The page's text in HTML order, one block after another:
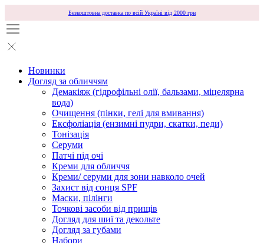
Безкоштовна доставка по всій Україні від 2000 грн
Новинки
Догляд за обличчям
Демакіяж (гідрофільні олії, бальзами, міцелярна
вода)
Очищення (пінки, гелі для вмивання)
Ексфоліація (ензимні пудри, скатки, педи)
Тонізація
Серуми
Патчі під очі
Креми для обличчя
Креми/ серуми для зони навколо очей
Захист від сонця SPF
Маски, пілінги
Точкові засоби від прищів
Догляд для шиї та декольте
Догляд за губами
Набори